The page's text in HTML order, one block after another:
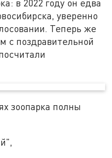
в 2022 году он едва
уверенно
Теперь же
с поздравительной
зоопарка полны